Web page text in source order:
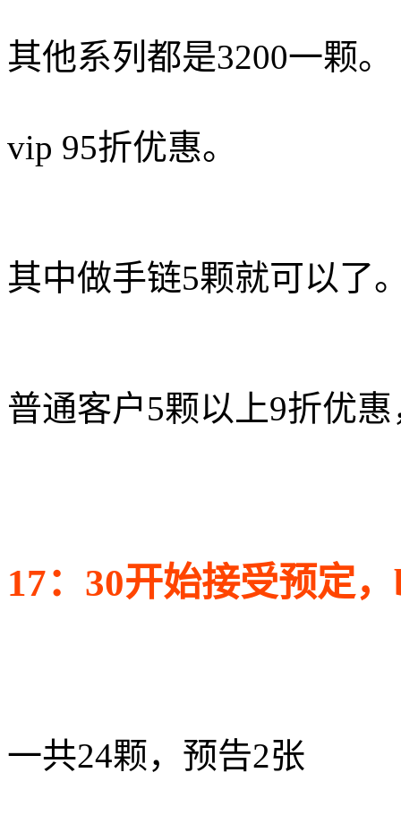
其他系列都是3200一颗。
vip 95折优惠。
其中做手链5颗就可以了
普通客户5颗以上9折优
17：30开始接受预定
一共24颗，预告2张